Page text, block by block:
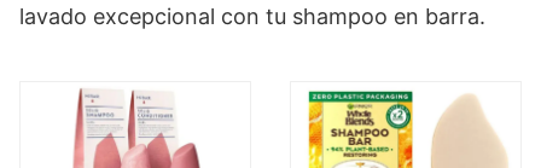
lavado excepcional con tu shampoo en barra.